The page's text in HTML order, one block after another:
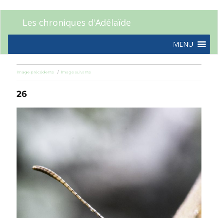
Les chroniques d'Adélaïde
MENU
Image précédente Image suivante
26